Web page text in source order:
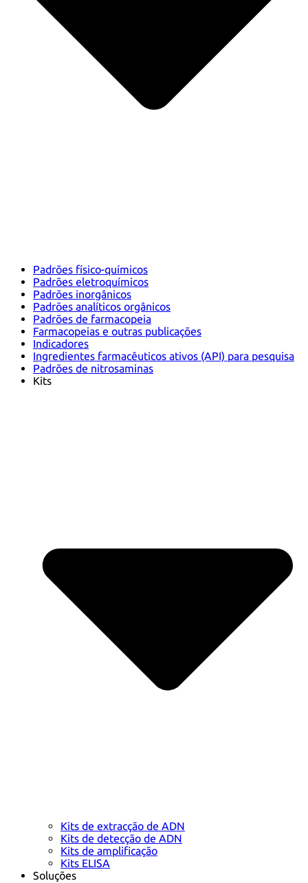
Padrões físico-químicos
Padrões eletroquímicos
Padrões inorgânicos
Padrões analíticos orgânicos
Padrões de farmacopeia
Farmacopeias e outras publicações
Indicadores
Ingredientes farmacêuticos ativos (API) para pesquisa
Padrões de nitrosaminas
Kits
Kits de extracção de ADN
Kits de detecção de ADN
Kits de amplificação
Kits ELISA
Soluções